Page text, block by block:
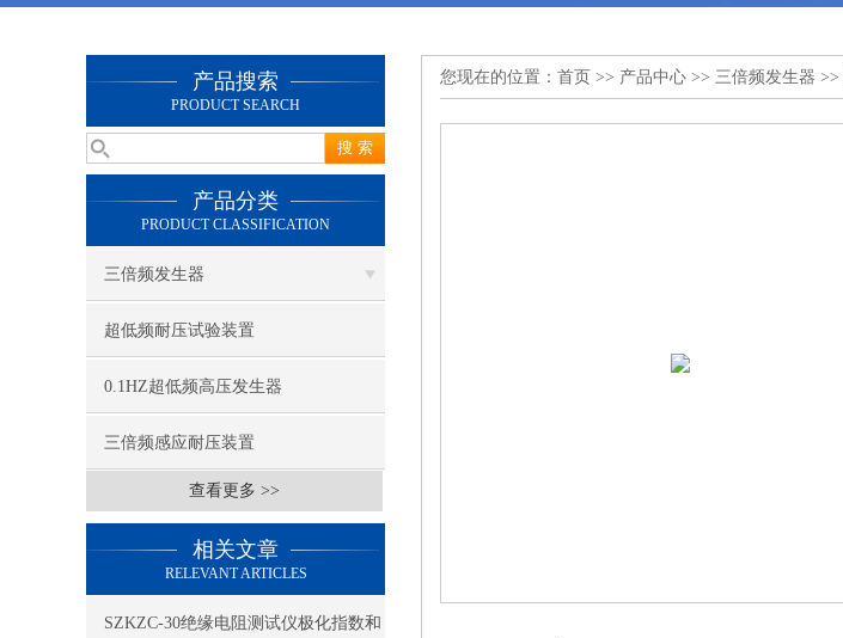
产品搜索
PRODUCT SEARCH
产品分类
PRODUCT CLASSIFICATION
三倍频发生器
超低频耐压试验装置
0.1HZ超低频高压发生器
三倍频感应耐压装置
查看更多 >>
相关文章
RELEVANT ARTICLES
SZKZC-30绝缘电阻测试仪极化指数和
您现在的位置： 首页 >> 产品中心 >> 三倍频发生器 >>